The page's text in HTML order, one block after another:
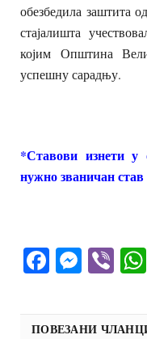
обезбедила заштита
стајалишта
којим Општина
успешну сарадњу.
*Ставови изнети у
нужно званичан
Facebook
ПОВЕЗАНИ